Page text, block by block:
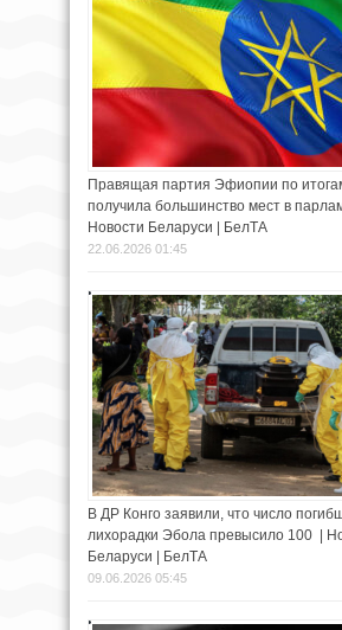
Правящая партия Эфиопии по
получила большинство мест в
Новости Беларуси | БелТА
22.06.2026 01:45
В ДР Конго заявили, что число
лихорадки Эбола превысило 100 |
Беларуси | БелТА
09.06.2026 05:45